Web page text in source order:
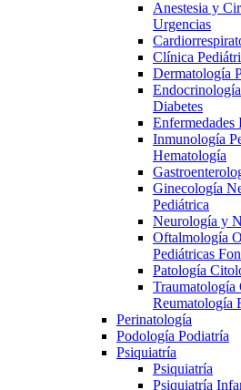
Anestesia y
Urgencias
Clínica
Dermatología
Diabetes
Enfermedades
Inmunología
Hematología
Ginecología
Pediátrica
Neurología y
Oftalmología
Pediátricas Fon
Patología
Traumatología
Reumatología
Perinatología
Podología Podiatría
Psiquiatría
Psiquiatría
Psiquiatría